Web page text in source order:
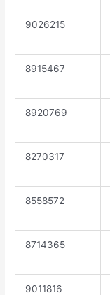
9026215
8915467
8920769
8270317
8558572
8714365
9011816